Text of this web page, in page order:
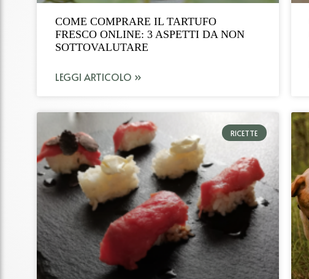
COME COMPRARE IL TARTUFO
FRESCO ONLINE: 3 ASPETTI DA NON
SOTTOVALUTARE
LEGGI ARTICOLO »
RICETTE